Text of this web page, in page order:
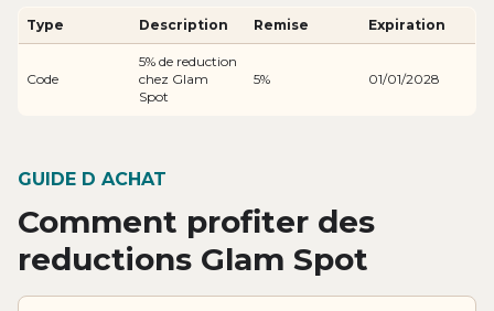
Type Description Remise Expiration
Code
5% de reduction
chez Glam
Spot
5% 01/01/2028
GUIDE D ACHAT
Comment profiter des
reductions Glam Spot